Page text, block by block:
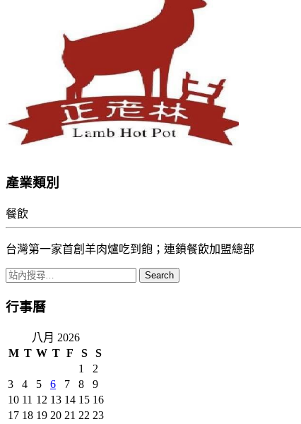
產業類別
餐飲
台灣第一家首創羊肉爐吃到飽；連鎖餐飲加盟總部
行事曆
八月 2026
M T W T F S S
1
2
3
4 5 6 7 8
9
10 11 12 13 14 15 16
17 18 19 20 21 22 23